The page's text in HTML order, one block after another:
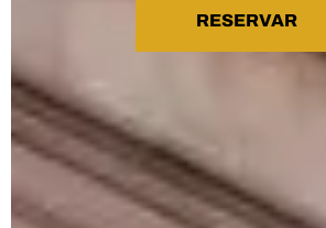
RESERVAR